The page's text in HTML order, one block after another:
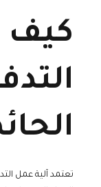
كيف
تعتمد آلية عمل